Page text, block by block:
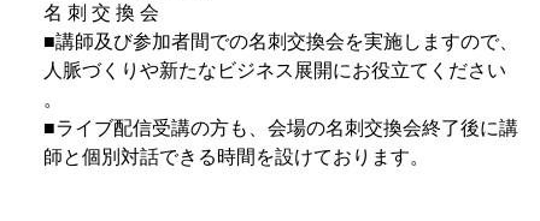
名 刺 交 換 会
■講師及び参加者間での名刺交換会を実施しますので、
人脈づくりや新たなビジネス展開にお役立てください
。
■ライブ配信受講の方も、会場の名刺交換会終了後に講
師と個別対話できる時間を設けております。